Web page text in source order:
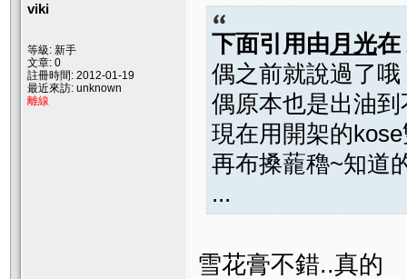
viki
等級: 新手
文章: 0
註冊時間: 2012-01-19
最近來訪: unknown
離線
下面引用由月光在
偶之前就說過了哦
偶原本也是出油
現在用開架的
再布搡蘢穭~知道
...
雪花膏不錯..真的